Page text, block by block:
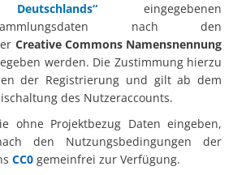
eingegebenen
Sammlungsdaten nach den
Creative Commons Namensnennung
werden. Die Zustimmung hierzu
der Registrierung und gilt ab dem
des Nutzeraccounts.
ohne Projektbezug Daten eingeben,
den Nutzungsbedingungen der
CC0 gemeinfrei zur Verfügung.